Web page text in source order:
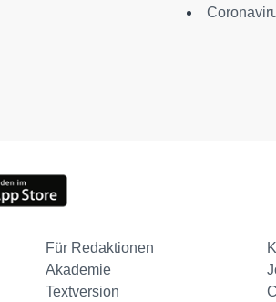
Für Redaktionen
Akademie
Textversion